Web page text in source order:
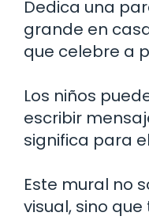
Dedica una
grande en
que celebre a
Los niños
escribir
significa para
Este mural no
visual, sino